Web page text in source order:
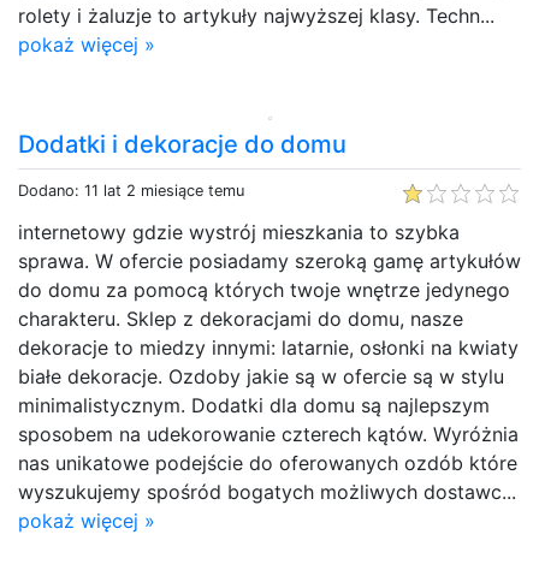
rolety i żaluzje to artykuły najwyższej klasy. Techn...
pokaż więcej »
Dodatki i dekoracje do domu
Dodano: 11 lat 2 miesiące temu
internetowy gdzie wystrój mieszkania to szybka
sprawa. W ofercie posiadamy szeroką gamę artykułów
do domu za pomocą których twoje wnętrze jedynego
charakteru. Sklep z dekoracjami do domu, nasze
dekoracje to miedzy innymi: latarnie, osłonki na kwiaty
białe dekoracje. Ozdoby jakie są w ofercie są w stylu
minimalistycznym. Dodatki dla domu są najlepszym
sposobem na udekorowanie czterech kątów. Wyróżnia
nas unikatowe podejście do oferowanych ozdób które
wyszukujemy spośród bogatych możliwych dostawc...
pokaż więcej »